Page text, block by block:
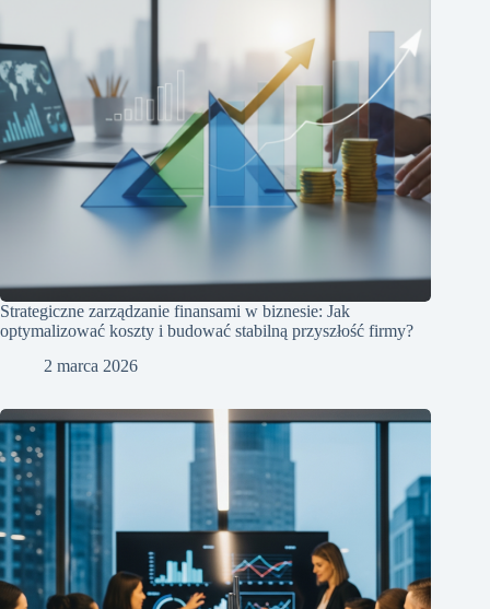
Strategiczne zarządzanie finansami w biznesie: Jak
optymalizować koszty i budować stabilną przyszłość firmy?
2 marca 2026